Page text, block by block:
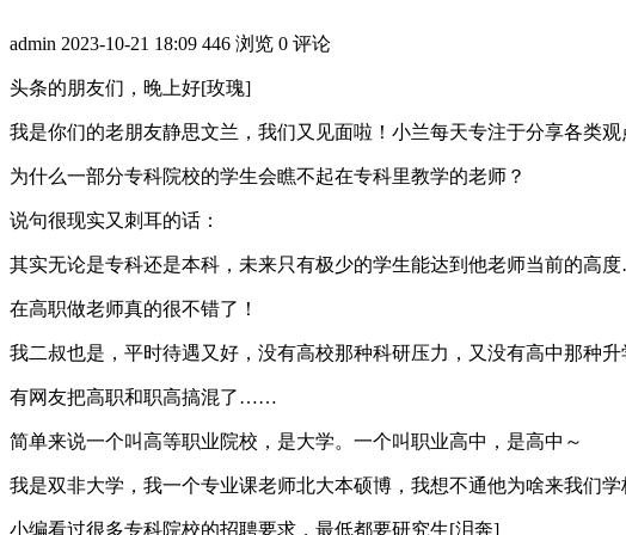
admin 2023-10-21 18:09 446 浏览 0 评论
头条的朋友们，晚上好[玫瑰]
我是你们的老朋友静思文兰，我们又见面啦！小兰每天专注于分享各类
为什么一部分专科院校的学生会瞧不起在专科里教学的老师？
说句很现实又刺耳的话：
其实无论是专科还是本科，未来只有极少的学生能达到他老师当前的高
在高职做老师真的很不错了！
我二叔也是，平时待遇又好，没有高校那种科研压力，又没有高中那种
有网友把高职和职高搞混了……
简单来说一个叫高等职业院校，是大学。一个叫职业高中，是高中～
我是双非大学，我一个专业课老师北大本硕博，我想不通他为啥来我们
小编看过很多专科院校的招聘要求，最低都要研究生[泪奔]